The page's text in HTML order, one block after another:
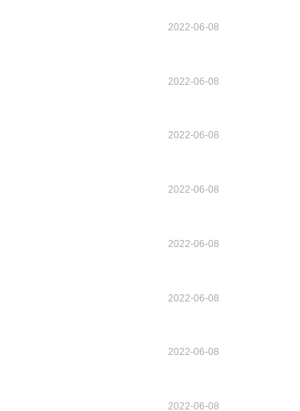
2022-06-08
2022-06-08
2022-06-08
2022-06-08
2022-06-08
2022-06-08
2022-06-08
2022-06-08